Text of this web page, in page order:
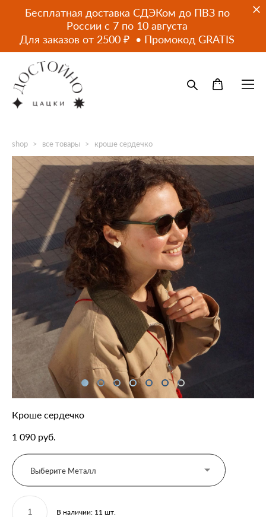
Бесплатная доставка СДЭКом до ПВЗ по
России с 7 по 10 августа
Для заказов от 2500 ₽ • Промокод GRATIS
shop > все товары > кроше сердечко
Кроше сердечко
1 090 pуб.
Выберите Металл
В наличии: 11 шт.